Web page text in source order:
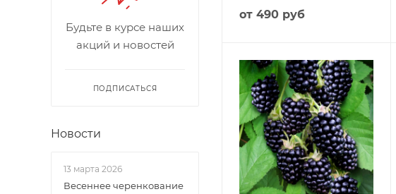
от 490 руб
Будьте в курсе наших
акций и новостей
ПОДПИСАТЬСЯ
Новости
13 марта 2026
Весеннее черенкование